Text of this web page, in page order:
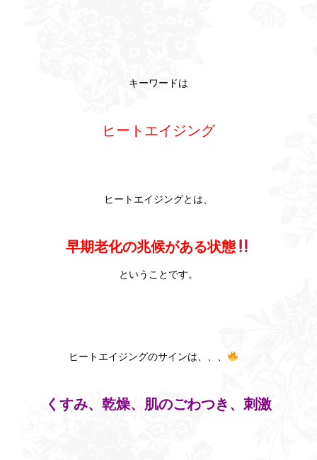
キーワードは
ヒートエイジング
ヒートエイジングとは、
早期老化の兆候がある状態
ということです。
ヒートエイジングのサインは、、、
くすみ、乾燥、肌のごわつき、刺激